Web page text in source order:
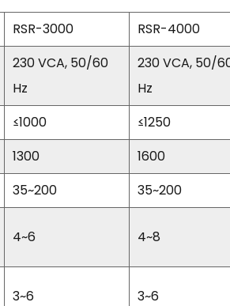
RSR-3000 RSR-4000
230 VCA, 50/60
Hz
230 VCA, 50/
Hz
≤1000 ≤1250
1300 1600
35~200 35~200
4~6 4~8
3~6 3~6